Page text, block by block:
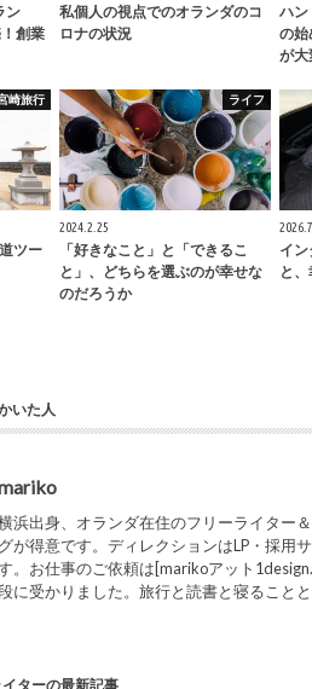
ン
！創業
私個人の視点でのオランダのコ
ロナの状況
ハン
の始
が
崎旅行
ツー
ライフ
2024.2.25
「好きなこと」と「できるこ
と」、どちらを選ぶのが幸せな
のだろうか
イ
と
いた人
浜出身、オランダ在住のフリーライター
グが得意です。ディレクションはLP・採用
。お仕事のご依頼は[marikoアット
に受かりました。旅行と読書と寝ること
ターの最新記事